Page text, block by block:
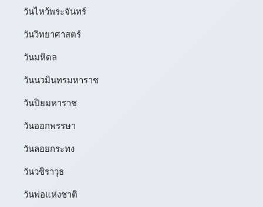
วันไหว้พระจันทร์​
วันวิทยาศาสตร์
วันมหิดล
วันนวมินทรมหาราช
วันปิยมหาราช
วันออกพรรษา
วันลอยกระทง
วันวชิราวุธ
วันพ่อแห่งชาติ